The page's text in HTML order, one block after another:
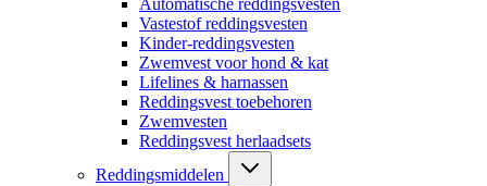
Automatische reddingsvesten
Vastestof reddingsvesten
Kinder-reddingsvesten
Zwemvest voor hond & kat
Lifelines & harnassen
Reddingsvest toebehoren
Zwemvesten
Reddingsvest herlaadsets
Reddingsmiddelen